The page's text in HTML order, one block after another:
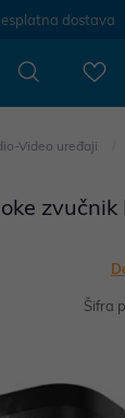
dostava
Video uređaji
Šifra